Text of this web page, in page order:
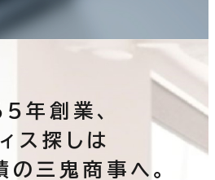
年創業、
ス探しは
の三鬼商事へ。